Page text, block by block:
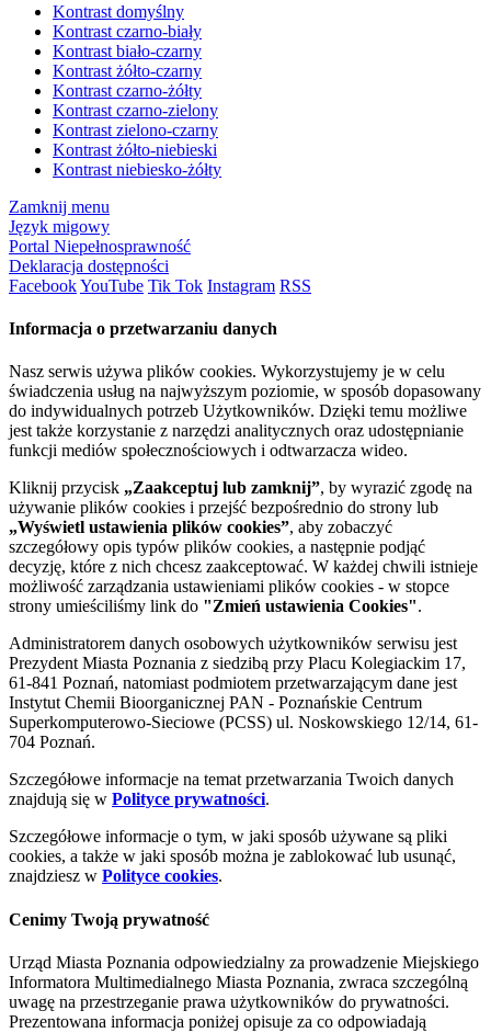
Kontrast domyślny
Kontrast czarno-biały
Kontrast biało-czarny
Kontrast żółto-czarny
Kontrast czarno-żółty
Kontrast czarno-zielony
Kontrast zielono-czarny
Kontrast żółto-niebieski
Kontrast niebiesko-żółty
Zamknij menu
Język migowy
Portal Niepełnosprawność
Deklaracja dostępności
FacebookYouTube Tik Tok Instagram RSS
Informacja o przetwarzaniu danych
Nasz serwis używa plików cookies. Wykorzystujemy je w celu
świadczenia usług na najwyższym poziomie, w sposób dopasowany
do indywidualnych potrzeb Użytkowników. Dzięki temu możliwe
jest także korzystanie z narzędzi analitycznych oraz udostępnianie
funkcji mediów społecznościowych i odtwarzacza wideo.
Kliknij przycisk „Zaakceptuj lub zamknij”, by wyrazić zgodę na
używanie plików cookies i przejść bezpośrednio do strony lub
„Wyświetl ustawienia plików cookies”, aby zobaczyć
szczegółowy opis typów plików cookies, a następnie podjąć
decyzję, które z nich chcesz zaakceptować. W każdej chwili istnieje
możliwość zarządzania ustawieniami plików cookies - w stopce
strony umieściliśmy link do "Zmień ustawienia Cookies".
Administratorem danych osobowych użytkowników serwisu jest
Prezydent Miasta Poznania z siedzibą przy Placu Kolegiackim 17,
61-841 Poznań, natomiast podmiotem przetwarzającym dane jest
Instytut Chemii Bioorganicznej PAN - Poznańskie Centrum
Superkomputerowo-Sieciowe (PCSS) ul. Noskowskiego 12/14, 61-
704 Poznań.
Szczegółowe informacje na temat przetwarzania Twoich danych
znajdują się w Polityce prywatności.
Szczegółowe informacje o tym, w jaki sposób używane są pliki
cookies, a także w jaki sposób można je zablokować lub usunąć,
znajdziesz w Polityce cookies.
Cenimy Twoją prywatność
Urząd Miasta Poznania odpowiedzialny za prowadzenie Miejskiego
Informatora Multimedialnego Miasta Poznania, zwraca szczególną
uwagę na przestrzeganie prawa użytkowników do prywatności.
Prezentowana informacja poniżej opisuje za co odpowiadają